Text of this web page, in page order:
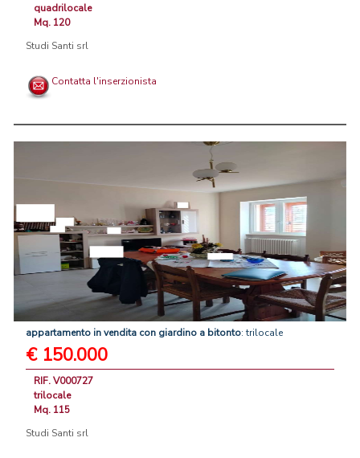
quadrilocale
Mq. 120
Studi Santi srl
Contatta l'inserzionista
appartamento invendita con giardino a bitonto: trilocale
€ 150.000
RIF. V000727
trilocale
Mq. 115
Studi Santi srl